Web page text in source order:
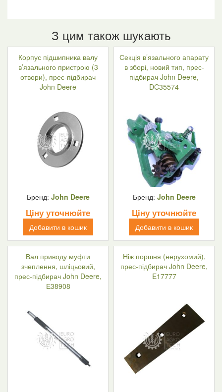
З цим також шукають
Корпус підшипника валу
в’язального пристрою (3
отвори), прес-підбирач
John Deere
Бренд: John Deere
Ціну уточнюйте
Добавити в кошик
Секція в’язального апарату
в зборі, новий тип, прес-
підбирач John Deere,
DC35574
Бренд: John Deere
Ціну уточнюйте
Добавити в кошик
Вал приводу муфти
зчеплення, шліцьовий,
прес-підбирач John Deere,
Е38908
Ніж поршня (нерухомий),
прес-підбирач John Deere,
E17777